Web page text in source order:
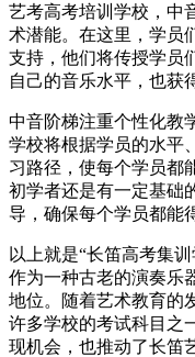
艺考高考培训学校，中
术潜能。在这里，学员
支持，他们将传授学员
自己的音乐水平，也获
中音阶梯注重个性化教
学校将根据学员的水平
习路径，使每个学员都
初学者还是有一定基础
导，确保每个学员都能
以上就是“长笛高考集
作为一种古老的演奏乐
地位。随着艺术教育的
许多学校的考试科目之
现机会，也推动了长笛